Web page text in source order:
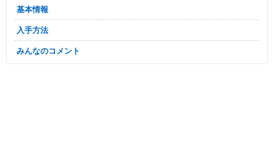
基本情報
入手方法
みんなのコメント